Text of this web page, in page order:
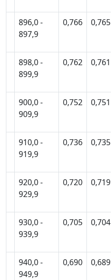
896,0 -
897,9
0,766 0,765
898,0 -
899,9
0,762 0,761
900,0 -
909,9
0,752 0,751
910,0 -
919,9
0,736 0,735
920,0 -
929,9
0,720 0,719
930,0 -
939,9
0,705 0,704
940,0 -
949,9
0,690 0,689